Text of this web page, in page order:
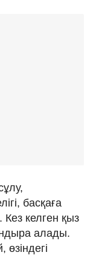
басқаға
келген қыз
алады.
өзіндегі